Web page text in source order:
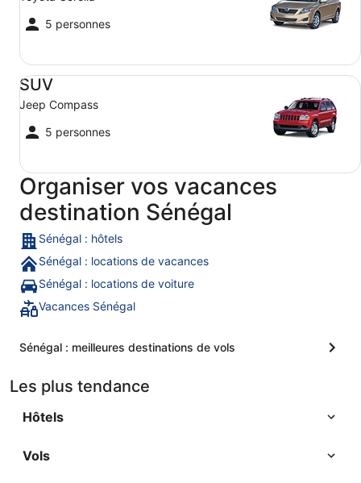
5 personnes
SUV
Jeep Compass
5 personnes
SUV Jeep Compass
Organiser vos vacances
destination Sénégal
Sénégal : hôtels
Sénégal : locations de vacances
Sénégal : locations de voiture
Vacances Sénégal
Sénégal : meilleures destinations de vols
Les plus tendance
Hôtels
Vols